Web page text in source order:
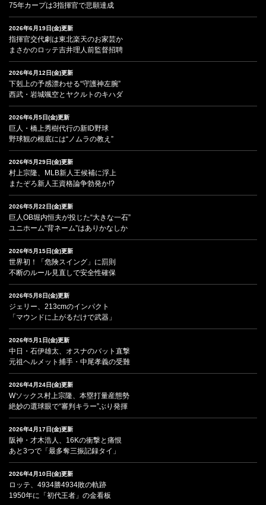
75年カープは3指揮官で悲願達成
2026年6月19日(金)更新
指揮官交代劇は東北楽天のお家芸か
まさかのロッテ吉井理人前監督招聘
2026年6月12日(金)更新
下剋上の予感漂わせる“守護神左腕”
西武・岩城颯空とヤクルトのキハダ
2026年6月5日(金)更新
巨人・橋上秀樹代行の新ID野球
野球観の根底には“ノムラの教え”
2026年5月29日(金)更新
村上宗隆、MLB新人王候補に浮上
またぞろ新人王資格論争勃発か!?
2026年5月22日(金)更新
巨人OB堀内恒夫が投じた“大きな一石”
ユニホーム“背ネーム”はありかなしか
2026年5月15日(金)更新
世界初！「危険スイング」に罰則
不断のルール見直しで安全性確保
2026年5月8日(金)更新
ジェリー、213cmのインパクト
「マウンドに上がるだけで武器」
2026年5月1日(金)更新
中日・石伊雄太、オスナのバット直撃
元祖ヘルメット捕手・中尾孝義の受難
2026年4月24日(金)更新
Wソックス村上宗隆、本塁打量産態勢
絶妙の選球眼で“審判キラー”ぶり発揮
2026年4月17日(金)更新
阪神・才木浩人、16Kの衝撃と痛恨
あと3つで「最多奪三振記録タイ」
2026年4月10日(金)更新
ロッテ、4934勝4934敗の軌跡
1950年に「初代王者」の金看板